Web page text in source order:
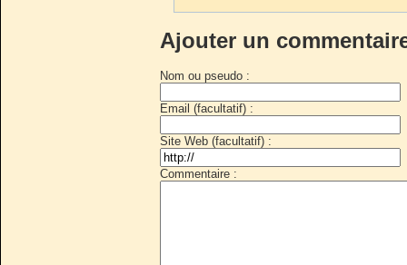
Ajouter un
Nom ou pseudo :
Email (facultatif) :
Site Web (facultatif) :
Commentaire :